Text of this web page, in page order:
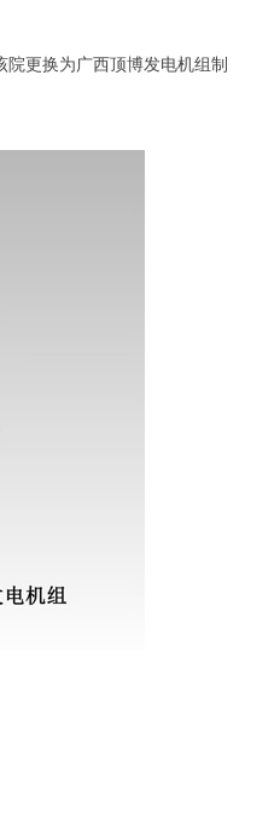
院更换为广西顶博发电机组制